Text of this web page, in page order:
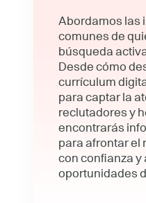
Abordamos las
comunes de
búsqueda
Desde cómo
currículum
para captar la
reclutadores y
encontrarás
para afrontar el
con confianza y
oportunidades